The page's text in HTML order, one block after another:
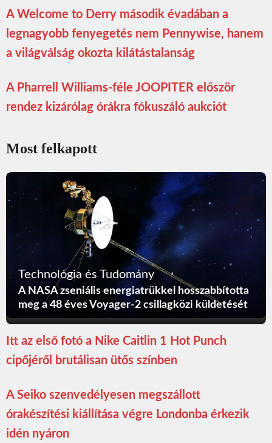
A Welcome to Derry második évadában a
legnagyobb fenyegetés nem Pennywise, hanem
a világválság okozta kilátástalanság
A Pharrell Williams-féle JOOPITER először
rendez kizárólag órákra fókuszáló aukciót
Most felkapott
Technológia és Tudomány
A NASA zseniális energiatrükkel hosszabbította
meg a 48 éves Voyager-2 csillagközi küldetését
Itt az első fotó a Nike Caitlin 1 Hot Punch
cipőjéről brutálisan ütős színben
A Seiko szenvedélyesen megszállott
órakészítési kiállítása végre Londonba érkezik
idén nyáron